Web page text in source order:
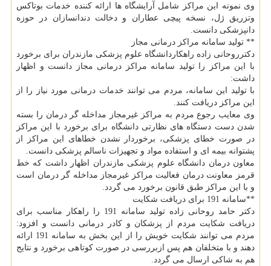
وی نمونه این مراكز شامل آرایشگاه ها ارائه كننده خدمات بوتاكس
وتزریق ژل، نسخه پیچی عطاران و دخالت دندانسازان در حوزه
دانپزشكی دانست.
** تولید سامانه مراكز درمانی مجاز
دكترروحانی زاده راهكاردانشگاه علوم پزشكی مازندران برای برخورد
با این مراكز را تولید سامانه مراكز درمانی مجاز دانست و اظهار
داشت:
با تولید این سامانه، مردم می توانند خدمات درمانی مورد نیاز را از
این مراكز دریافت كنند.
وی معایب رجوع مردم به مراكز غیرمجاز مداخله گر درمان را بسته
شدن دست دستگاه های نظارتی دانشگاه برای برخورد با این مراكز
در صورت خطای پزشكی، برخوردار نشدن خطاهای این مراكز از
پشتوانه بیمه ای و استفاده مواد و تجهیزات ناسالم پزشكی دانست.
معاون درمان دانشگاه علوم پزشكی مازندران اظهار داشت كه خط
قرمز معاونت درمان فعالیت مراكز غیرمجاز مداخله گر درمان است
و با این مراكز طبق قانون برخورد می گردد.
**سامانه 191 برای دریافت شكایت
دكتر حامد روحانی زاده تولید سامانه 191 را راهكار مناسب برای
دریافت شكایت مردم از پزشكان و كادر درمانی دانست و افزود:
مردم می توانند شكایت خویش را از این بخش به سامانه 191 ارائه
دهند و با متخلفان هم پس ازبررسی در صورت كوتاهی برخورد و نتایج
هم به شاكی ارسال می گردد.